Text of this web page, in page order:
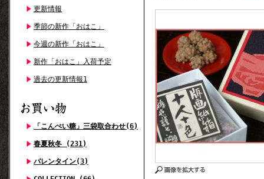
更新情報
季節の新作「おはこ」
今週の新作「おはこ」
新作「おはこ」入荷予定
過去の更新情報1
「こんぺい糖」三袋取合わせ(6)
春夏秋冬 (231)
バレンタイン(3)